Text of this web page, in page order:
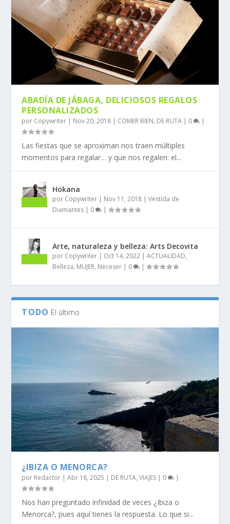
ABADÍA DE JÁBAGA, DELICIOSOS REGALOS
PERSONALIZADOS
por Copywriter | Nov 20, 2018 | COMER BIEN, DE RUTA | 0 |
Las fiestas que se aproximan nos traen múltiples
momentos para regalar… y que nos regalen: el...
Hokana
por Copywriter | Nov 11, 2018 |Vestida de
Diamantes | 0 |
Arte, naturaleza y belleza: Arts Decovita
por Copywriter | Oct 14, 2022 |ACTUALIDAD,
Belleza, MUJER, Neceser | 0 |
TODO El último
¿IBIZA O MENORCA?
por Redactor |Abr 18, 2025 | DE RUTA,VIAJES | 0 |
Nos han preguntado infinidad de veces ¿Ibiza o
Menorca?, pues aquí tienes la respuesta. Lo que si...